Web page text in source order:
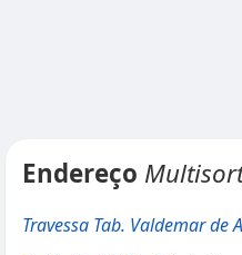
Endereço
Travessa Tab. Valdemar de